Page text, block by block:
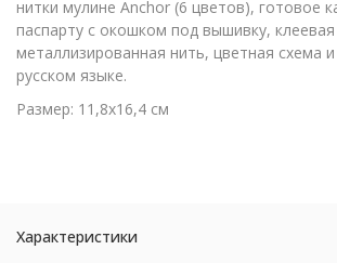
нитки мулине Anchor (6 цветов), готовое
паспарту с окошком под вышивку,
металлизированная нить, цветная схема
русском языке.
Размер: 11,8x16,4 см
Характеристики